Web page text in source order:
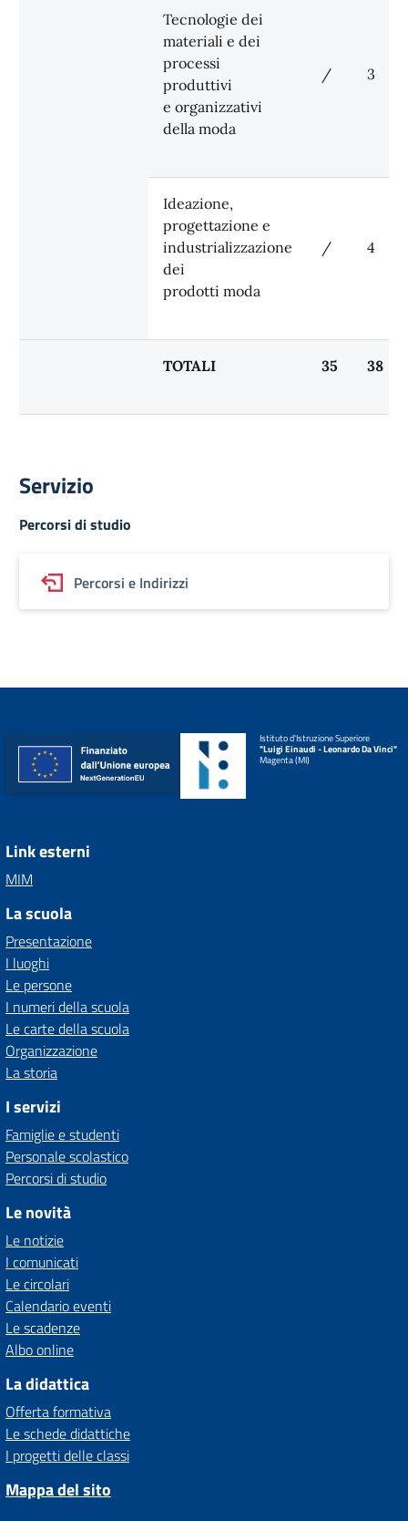
Tecnologie dei
materiali e dei
processi
produttivi
e organizzativi
della moda
/ 3
Ideazione,
progettazione e
industrializzazione
dei
prodotti moda
/ 4
TOTALI 35 38
Servizio
Percorsi di studio
Percorsi e Indirizzi
Istituto d'Istruzione Superiore
"Luigi Einaudi - Leonardo Da Vinci"
Magenta (MI)
Link esterni
MIM
La scuola
Presentazione
I luoghi
Le persone
I numeri della scuola
Le carte della scuola
Organizzazione
La storia
I servizi
Famiglie e studenti
Personale scolastico
Percorsi di studio
Le novità
Le notizie
I comunicati
Le circolari
Calendario eventi
Le scadenze
Albo online
La didattica
Offerta formativa
Le schede didattiche
I progetti delle classi
Mappa del sito